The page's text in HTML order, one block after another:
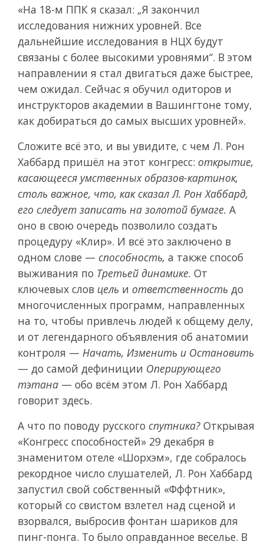
«На 18-м ППК я сказал: „Я закончил
исследования нижних уровней. Все
дальнейшие исследования в НЦХ будут
связаны с более высокими уровнями“. В этом
направлении я стал двигаться даже быстрее,
чем ожидал. Сейчас я обучил одиторов и
инструкторов академии в Вашингтоне тому,
как добираться до самых высших уровней».
Сложите всё это, и вы увидите, с чем Л. Рон
Хаббард пришёл на этот конгресс: открытие,
касающееся умственных образов-картинок,
столь важное, что, как сказал Л. Рон Хаббард,
его следует записать на золотой бумаге. А
оно в свою очередь позволило создать
процедуру «Клир». И всё это заключено в
одном слове — способность, а также способ
выживания по Третьей динамике. От
ключевых слов цель и ответственность до
многочисленных программ, направленных
на то, чтобы привлечь людей к общему делу,
и от легендарного объявления об анатомии
контроля — Начать, Изменить и Остановить
— до самой дефиниции Оперирующего
тэтана — обо всём этом Л. Рон Хаббард
говорит здесь.
А что по поводу русского спутника? Открывая
«Конгресс способностей» 29 декабря в
знаменитом отеле «Шорхэм», где собралось
рекордное число слушателей, Л. Рон Хаббард
запустил свой собственный «Фффтник»,
который со свистом взлетел над сценой и
взорвался, выбросив фонтан шариков для
пинг-понга. То было оправданное веселье. В